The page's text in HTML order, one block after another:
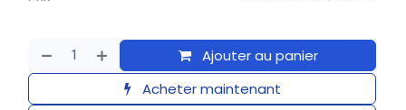
Ajouter au panier
Acheter maintenant